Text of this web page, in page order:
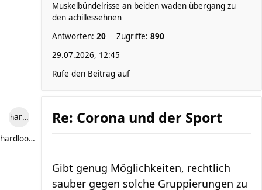
Muskelbündelrisse an beiden waden übergang zu
den achillessehnen
Antworten: 20 Zugriffe: 890
29.07.2026, 12:45
Rufe den Beitrag auf
hardlooper
hardlooper
Re: Corona und der Sport
Gibt genug Möglichkeiten, rechtlich
sauber gegen solche Gruppierungen zu